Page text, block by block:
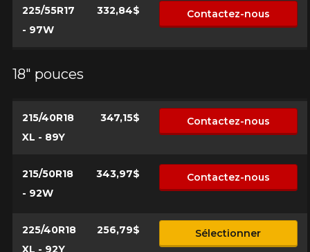
225/55R17
- 97W
332,84$ Contactez-nous
18" pouces
215/40R18
XL - 89Y
347,15$ Contactez-nous
215/50R18
- 92W
343,97$ Contactez-nous
225/40R18
XL - 92Y
256,79$ Sélectionner